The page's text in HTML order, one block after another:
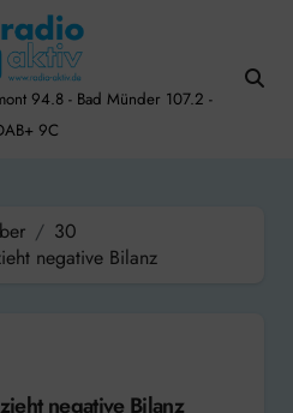
94.8 - Bad Münder 107.2 -
9C
30
negative Bilanz
negative Bilanz